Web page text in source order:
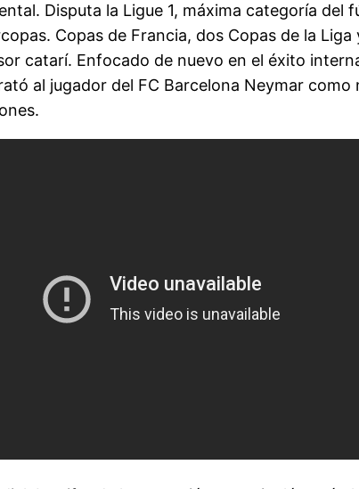
Disputa la Ligue 1, máxima categoría del
Copas de Francia, dos Copas de la
catarí. Enfocado de nuevo en el éxito
al jugador del FC Barcelona Neymar